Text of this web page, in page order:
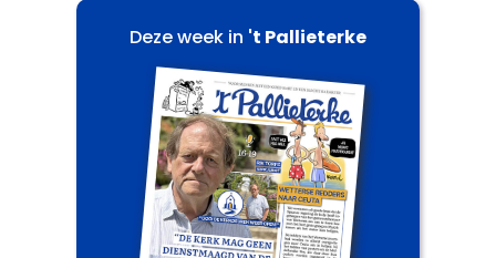
Deze week in 't Pallieterke